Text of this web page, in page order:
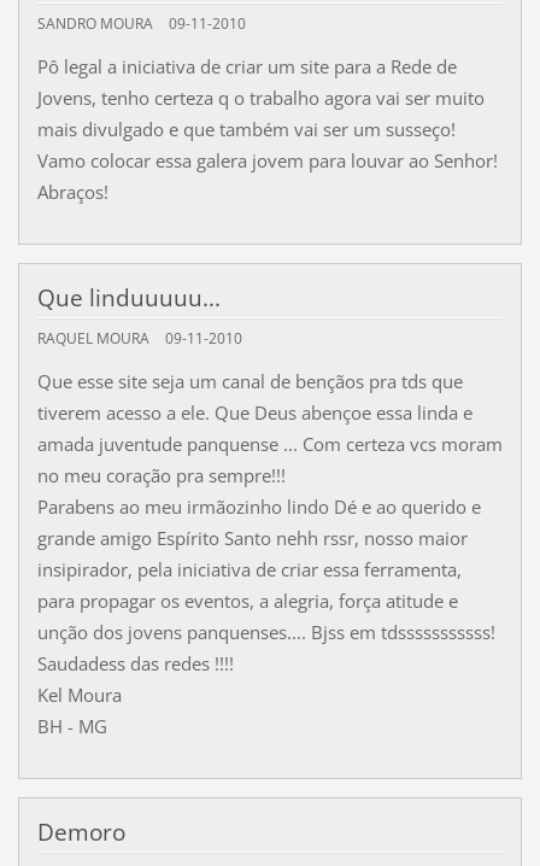
SANDRO MOURA 09-11-2010
Pô legal a iniciativa de criar um site para a Rede de
Jovens, tenho certeza q o trabalho agora vai ser muito
mais divulgado e que também vai ser um susseço!
Vamo colocar essa galera jovem para louvar ao Senhor!
Abraços!
Que linduuuuu...
RAQUEL MOURA 09-11-2010
Que esse site seja um canal de bençãos pra tds que
tiverem acesso a ele. Que Deus abençoe essa linda e
amada juventude panquense ... Com certeza vcs moram
no meu coração pra sempre!!!
Parabens ao meu irmãozinho lindo Dé e ao querido e
grande amigo Espírito Santo nehh rssr, nosso maior
insipirador, pela iniciativa de criar essa ferramenta,
para propagar os eventos, a alegria, força atitude e
unção dos jovens panquenses.... Bjss em tdsssssssssss!
Saudadess das redes !!!!
Kel Moura
BH - MG
Demoro